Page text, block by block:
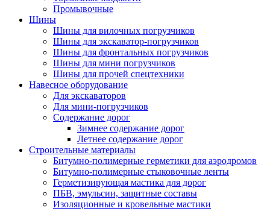
Промывочные
Шины
Шины для вилочных погрузчиков
Шины для экскаватор-погрузчиков
Шины для фронтальных погрузчиков
Шины для мини погрузчиков
Шины для прочей спецтехники
Навесное оборудование
Для экскаваторов
Для мини-погрузчиков
Содержание дорог
Зимнее содержание дорог
Летнее содержание дорог
Строительные материалы
Битумно-полимерные герметики для аэродромов
Битумно-полимерные стыковочные ленты
Герметизирующая мастика для дорог
ПБВ, эмульсии, защитные составы
Изоляционные и кровельные мастики